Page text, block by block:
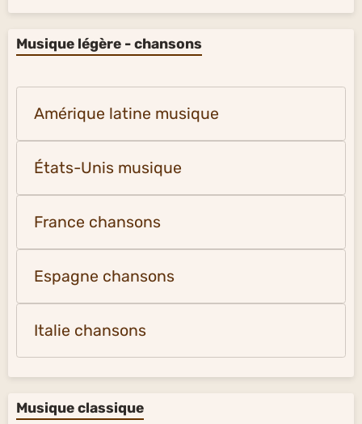
Musique légère - chansons
Amérique latine musique
États-Unis musique
France chansons
Espagne chansons
Italie chansons
Musique classique